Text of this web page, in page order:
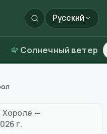
Русский
Солнечный ветер
Хороле —
г.